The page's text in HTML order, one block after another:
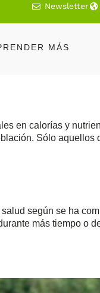
Newsletter
MÁS
en calorías y
Sólo aquellos
según se ha
más tiempo o